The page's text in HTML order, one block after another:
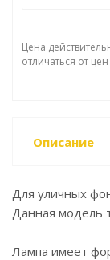
Цена
отличаться от
Описание
Для уличных
Данная модель
Лампа имеет